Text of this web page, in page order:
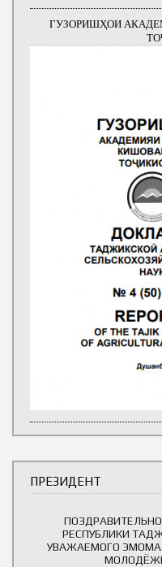
ГУЗОРИШҲОИ
ПРЕЗИДЕНТ
РЕСПУБЛИКИ
УВАЖАЕМОГО